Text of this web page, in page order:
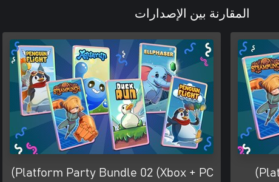
المقارنة بين الإصدارات
Platform Party Bundle 02 (Xbox + PC)